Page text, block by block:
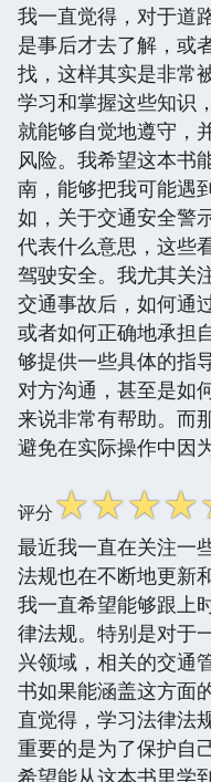
我一直觉得，对于道
是事后才去了解，或
找，这样其实是非常
学习和掌握这些知识
就能够自觉地遵守，
风险。我希望这本书
南，能够把我可能遇
如，关于交通安全警
代表什么意思，这些
驾驶安全。我尤其关
交通事故后，如何通
或者如何正确地承担
够提供一些具体的指
对方沟通，甚至是如
来说非常有帮助。而
避免在实际操作中因
评分☆☆☆☆
最近我一直在关注一
法规也在不断地更新
我一直希望能够跟上
律法规。特别是对于
兴领域，相关的交通
书如果能涵盖这方面
直觉得，学习法律法
重要的是为了保护自
希望能从这本书里学